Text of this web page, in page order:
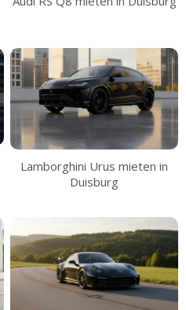
Lamborghini Urus mieten in
Duisburg